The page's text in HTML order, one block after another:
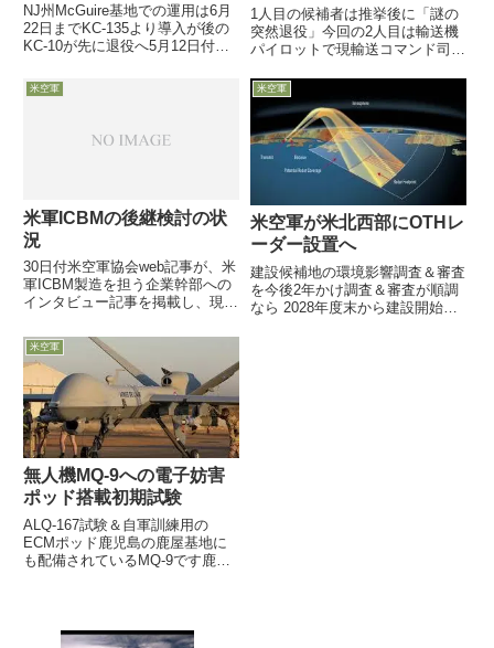
NJ州McGuire基地での運用は6月
22日までKC-135より導入が後の
KC-10が先に退役へ5月12日付米
給油機の部隊導入に伴い、1980
年代から運用開始した総計60機
1人目の候補者は推挙後に「謎の
突然退役」今回の2人目は輸送機
パイロットで現輸送コマンド司令
以上空席となっている「米空軍副
参謀総長：Air Force vice chief of
staff」に、2024...
米空軍
米軍ICBMの後継検討の状
況
30日付米空軍協会web記事が、米
軍ICBM製造を担う企業幹部への
インタビュー記事を掲載し、現有
化する基礎技術が固まりつつ有
り、後継ICBM選定のための
「RFP：提案要求書」が2016年3
月頃には米...
米空軍
米空軍が米北西部にOTHレ
ーダー設置へ
建設候補地の環境影響調査＆審査
を今後2年かけ調査＆審査が順調
なら 2028年度末から建設開始巨
米空軍
無人機MQ-9への電子妨害
ポッド搭載初期試験
ALQ-167試験＆自軍訓練用の
ECMポッド鹿児島の鹿屋基地に
も配備されているMQ-9です鹿屋
評価部隊である第５５６試験評価